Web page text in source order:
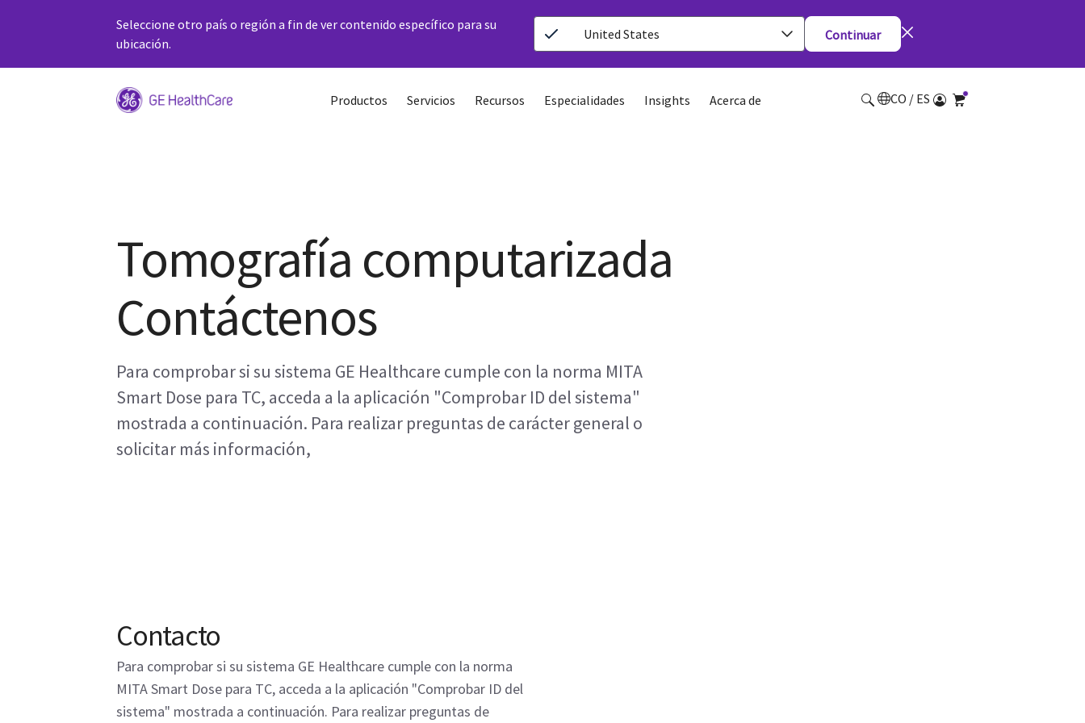
Seleccione otro país o región a fin de ver contenido específico para su
ubicación.
United States Continuar
Productos Servicios Recursos Especialidades Insights Acerca de CO / ES
Tomografía computarizada
Contáctenos
Para comprobar si su sistema GE Healthcare cumple con la norma MITA
Smart Dose para TC, acceda a la aplicación "Comprobar ID del sistema"
mostrada a continuación. Para realizar preguntas de carácter general o
solicitar más información,
Contacto
Para comprobar si su sistema GE Healthcare cumple con la norma
MITA Smart Dose para TC, acceda a la aplicación "Comprobar ID del
sistema" mostrada a continuación. Para realizar preguntas de